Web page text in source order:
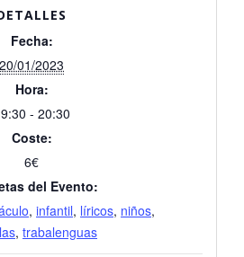
Fecha:
20/01/2023
Hora:
- 20:30
Coste:
6€
del Evento:
, infantil, líricos, niños,
, trabalenguas